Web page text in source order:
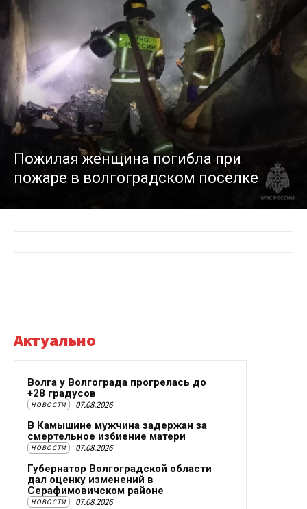
Пожилая женщина погибла при
пожаре в волгоградском поселке
Актуально
Волга у Волгограда прогрелась до
+28 градусов
НОВОСТИ 07.08.2026
В Камышине мужчина задержан за
смертельное избиение матери
НОВОСТИ 07.08.2026
Губернатор Волгоградской области
дал оценку изменений в
Серафимовичском районе
НОВОСТИ 07.08.2026